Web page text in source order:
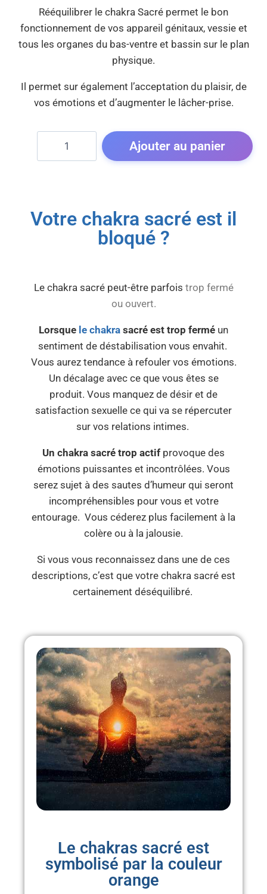
Rééquilibrer le chakra Sacré permet le bon
fonctionnement de vos appareil génitaux, vessie et
tous les organes du bas-ventre et bassin sur le plan
physique.
Il permet sur également l’acceptation du plaisir, de
vos émotions et d’augmenter le lâcher-prise.
Ajouter au panier
Description
Votre chakra sacré est il
bloqué ?
Le chakra sacré peut-être parfois trop fermé
ou ouvert.
Lorsque le chakra sacré est trop fermé un
sentiment de déstabilisation vous envahit.
Vous aurez tendance à refouler vos émotions.
Un décalage avec ce que vous êtes se
produit. Vous manquez de désir et de
satisfaction sexuelle ce qui va se répercuter
sur vos relations intimes.
Un chakra sacré trop actif provoque des
émotions puissantes et incontrôlées. Vous
serez sujet à des sautes d’humeur qui seront
incompréhensibles pour vous et votre
entourage. Vous céderez plus facilement à la
colère ou à la jalousie.
Si vous vous reconnaissez dans une de ces
descriptions, c’est que votre chakra sacré est
certainement déséquilibré.
Le chakras sacré est
symbolisé par la couleur
orange